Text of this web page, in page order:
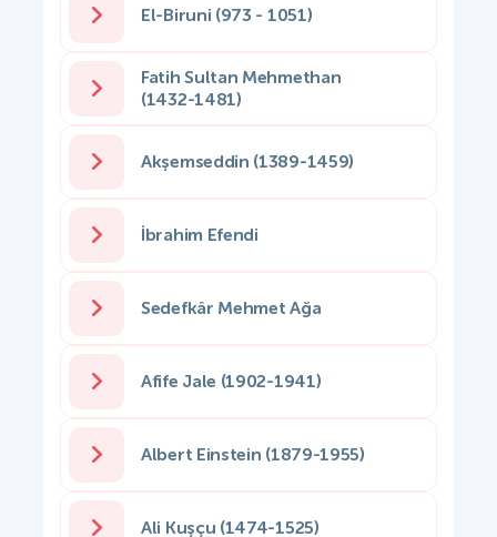
El-Biruni (973 - 1051)
Fatih Sultan Mehmethan
(1432-1481)
Akşemseddin (1389-1459)
İbrahim Efendi
Sedefkâr Mehmet Ağa
Afife Jale (1902-1941)
Albert Einstein (1879-1955)
Ali Kuşçu (1474-1525)